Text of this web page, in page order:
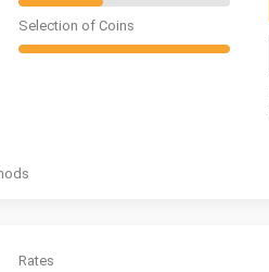
Selection of Coins
Rates